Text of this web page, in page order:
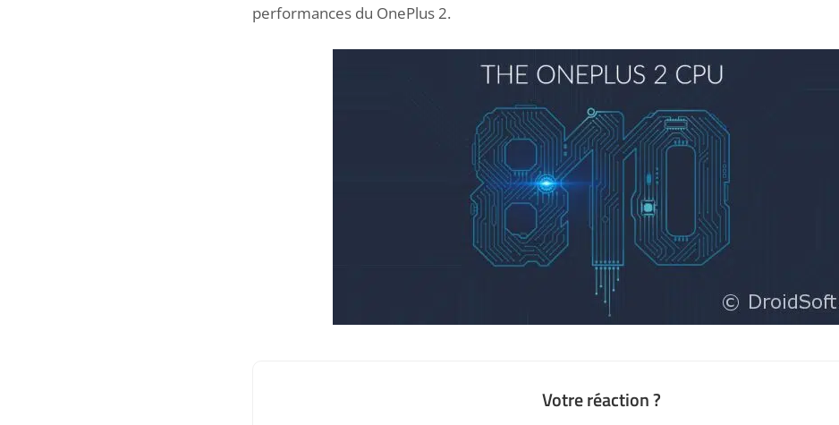
performances du OnePlus 2.
Votre réaction ?